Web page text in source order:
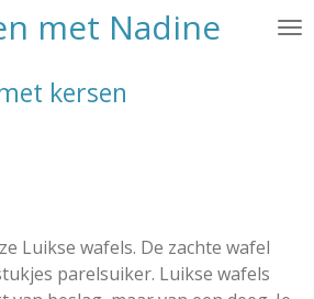
met Nadine
kersen
Luikse wafels. De zachte wafel
parelsuiker. Luikse wafels